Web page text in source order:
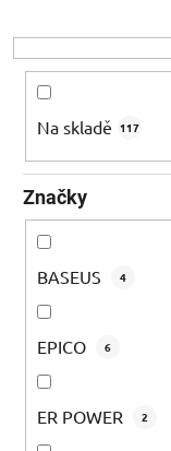
o
d
ů
Na skladě 117
Značky
BASEUS 4
EPICO 6
ER POWER 2